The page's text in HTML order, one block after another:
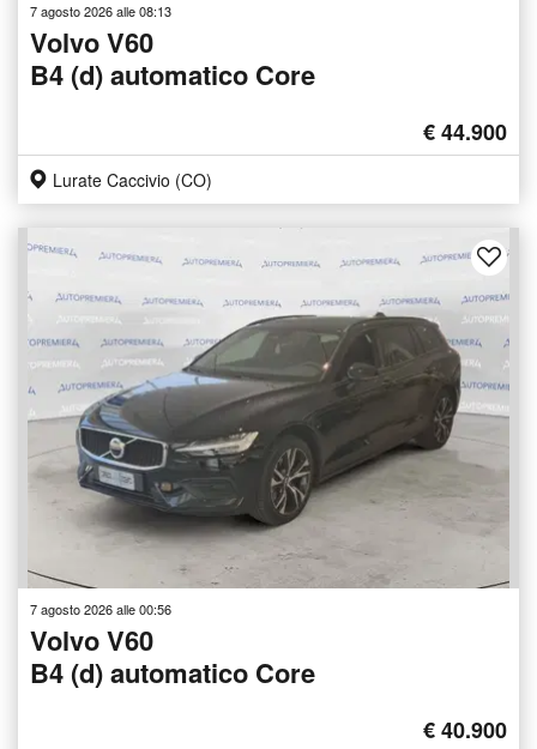
7 agosto 2026 alle 08:13
Volvo V60
B4 (d) automatico Core
€ 44.900
Lurate Caccivio (CO)
7 agosto 2026 alle 00:56
Volvo V60
B4 (d) automatico Core
€ 40.900